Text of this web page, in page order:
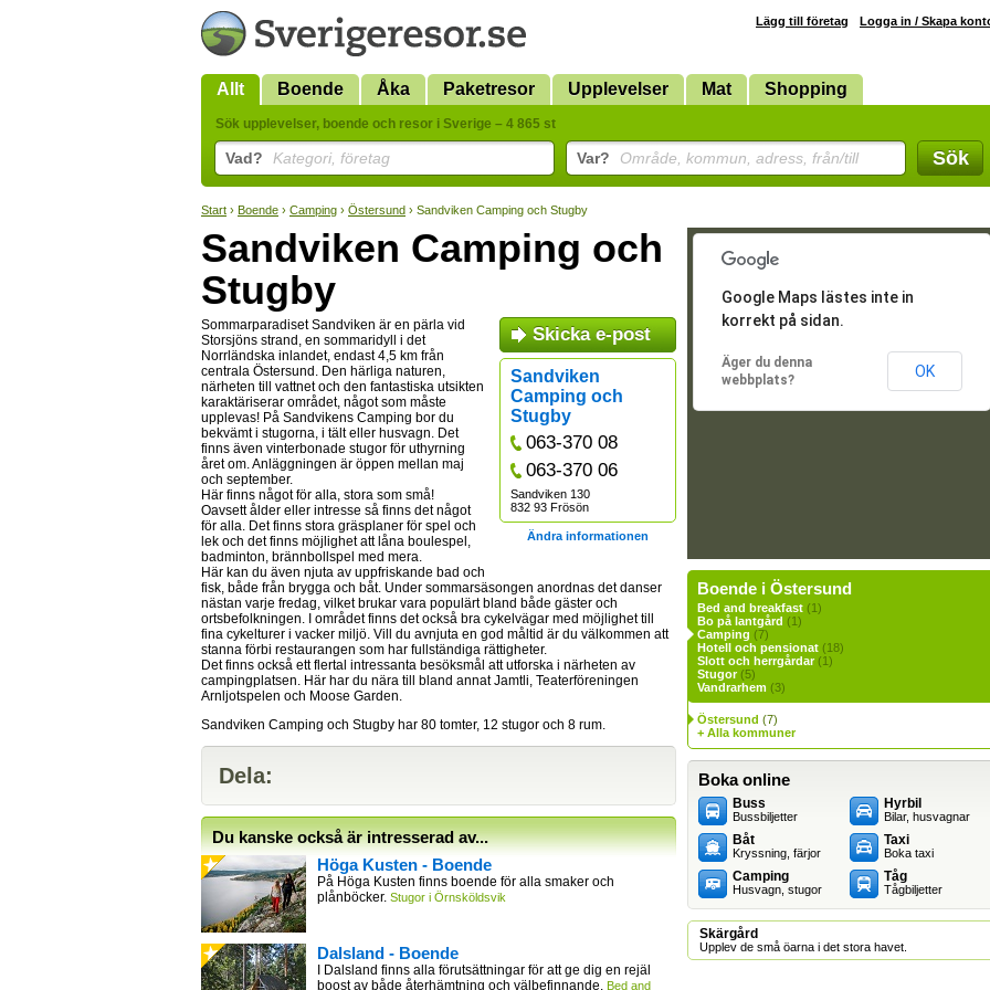
Lägg till företag Logga in / Skapa
Allt Boende Åka Paketresor Upplevelser Mat Shopping
Sök upplevelser, boende och resor i Sverige – 4 865 st
Vad? Kategori, företag Var? Område, kommun, adress, från/till Sök
Start › Boende › Camping › Östersund › Sandviken Camping och Stugby
Sandviken Camping och
Stugby
Skicka e-post
Sandviken
Camping och
Stugby
063-370 08
063-370 06
Sandviken 130
832 93 Frösön
Ändra informationen
Sommarparadiset Sandviken är en pärla vid
Storsjöns strand, en sommaridyll i det
Norrländska inlandet, endast 4,5 km från
centrala Östersund. Den härliga naturen,
närheten till vattnet och den fantastiska utsikten
karaktäriserar området, något som måste
upplevas! På Sandvikens Camping bor du
bekvämt i stugorna, i tält eller husvagn. Det
finns även vinterbonade stugor för uthyrning
året om. Anläggningen är öppen mellan maj
och september.
Här finns något för alla, stora som små!
Oavsett ålder eller intresse så finns det något
för alla. Det finns stora gräsplaner för spel och
lek och det finns möjlighet att låna boulespel,
badminton, brännbollspel med mera.
Här kan du även njuta av uppfriskande bad och
fisk, både från brygga och båt. Under sommarsäsongen anordnas det danser
nästan varje fredag, vilket brukar vara populärt bland både gäster och
ortsbefolkningen. I området finns det också bra cykelvägar med möjlighet till
fina cykelturer i vacker miljö. Vill du avnjuta en god måltid är du välkommen att
stanna förbi restaurangen som har fullständiga rättigheter.
Det finns också ett flertal intressanta besöksmål att utforska i närheten av
campingplatsen. Här har du nära till bland annat Jamtli, Teaterföreningen
Arnljotspelen och Moose Garden.
Sandviken Camping och Stugby har 80 tomter, 12 stugor och 8 rum.
Dela:
Du kanske också är intresserad av...
Höga Kusten - Boende
På Höga Kusten finns boende för alla smaker och
plånböcker. Stugor i Örnsköldsvik
Dalsland - Boende
I Dalsland finns alla förutsättningar för att ge dig en rejäl
boost av både återhämtning och välbefinnande. Bed and
Google Maps lästes inte in
korrekt på sidan.
Äger du denna
webbplats?
OK
Boende i Östersund
Bed and breakfast (1)
Bo på lantgård (1)
Camping (7)
Hotell och pensionat (18)
Slott och herrgårdar(1)
Stugor(5)
Vandrarhem (3)
Östersund (7)
+ Alla kommuner
Boka online
Buss
Bussbiljetter
Båt
Kryssning, färjor
Camping
Husvagn, stugor
Hyrbil
Bilar, husvagnar
Taxi
Boka taxi
Tåg
Tågbiljetter
Skärgård
Upplev de små öarna i det stora havet.